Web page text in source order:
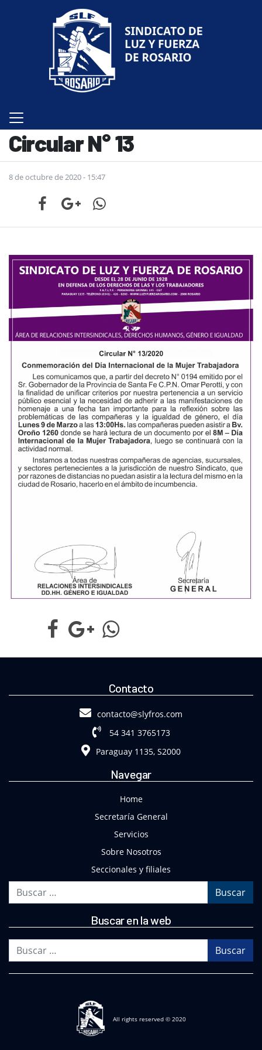
Circular N° 13
8 de octubre de 2020 - 15:47
Contacto
contacto@slyfros.com
54 341 3765173
Paraguay 1135, S2000
Navegar
Home
Secretaría General
Servicios
Sobre Nosotros
Seccionales y filiales
Buscar en la web
All rights reserved © 2020